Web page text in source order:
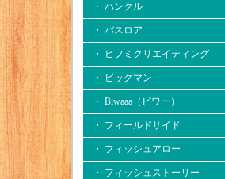
・ ハンクル
・ バスロア
・ ヒフミクリエイティング
・ ビッグマン
・ Biwaaa（ビワー）
・ フィールドサイド
・ フィッシュアロー
・ フィッシュストーリー